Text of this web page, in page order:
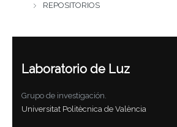
REPOSITORIOS
Laboratorio de Luz
Grupo de investigación.
Universitat Politècnica de València